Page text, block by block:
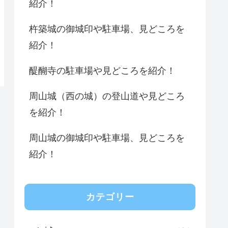
紹介！
杵築城の御城印や駐車場、見どころを
紹介！
醍醐寺の駐車場や見どころを紹介！
周山城（西の城）の登山道や見どころ
を紹介！
周山城の御城印や駐車場、見どころを
紹介！
カテゴリー